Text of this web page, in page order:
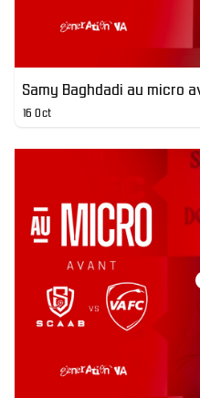
Samy Baghdadi au micro
16 Oct